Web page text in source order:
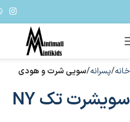
خانه پسرانه سویی شرت و هودی
سویشرت تک NY